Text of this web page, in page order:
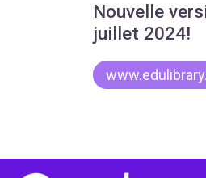
Nouvelle
juillet 2024!